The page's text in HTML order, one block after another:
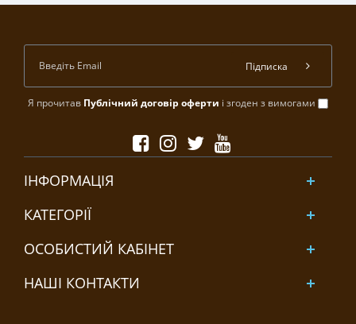
Я прочитав Публічний договір оферти і згоден з вимогами
Підписка
ІНФОРМАЦІЯ
КАТЕГОРІЇ
ОСОБИСТИЙ КАБІНЕТ
НАШІ КОНТАКТИ